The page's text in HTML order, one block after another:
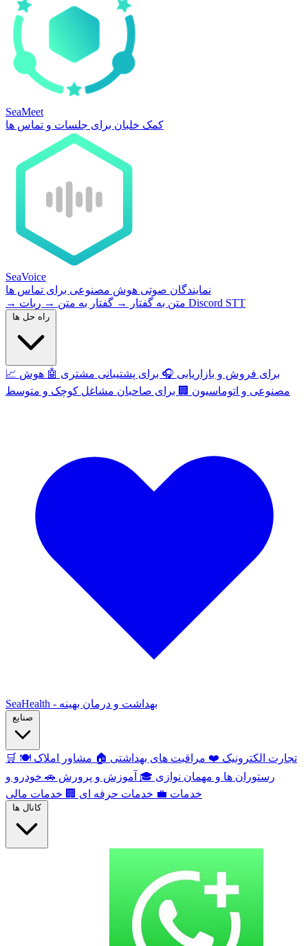
SeaMeet
کمک خلبان برای جلسات و تماس ها
SeaVoice
نمایندگان صوتی هوش مصنوعی برای تماس ها
→
متن به گفتار → گفتار به متن → ربات Discord STT
📈 برای فروش و بازاریابی 🎧 برای پشتیبانی مشتری 🤖 هوش
مصنوعی و اتوماسیون 🏢 برای صاحبان مشاغل کوچک و متوسط
SeaHealth - بهداشت و درمان بهینه
🛒 تجارت الکترونیک ❤️ مراقبت های بهداشتی 🏠 مشاور املاک 🍽️
رستوران ها و مهمان نوازی 🎓 آموزش و پرورش 🚗 خودرو و
خدمات 💼 خدمات حرفه ای 🏢 خدمات مالی
کانال ها